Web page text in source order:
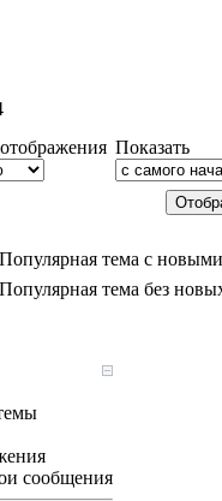
Показать
Популярная тема с
Популярная тема без
сообщения